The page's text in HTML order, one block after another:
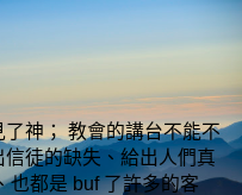
神； 教會的講台不能不
徒的缺失、給出人們真
也都是 buf 了許多的客